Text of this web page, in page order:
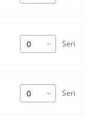
Seri
Seri